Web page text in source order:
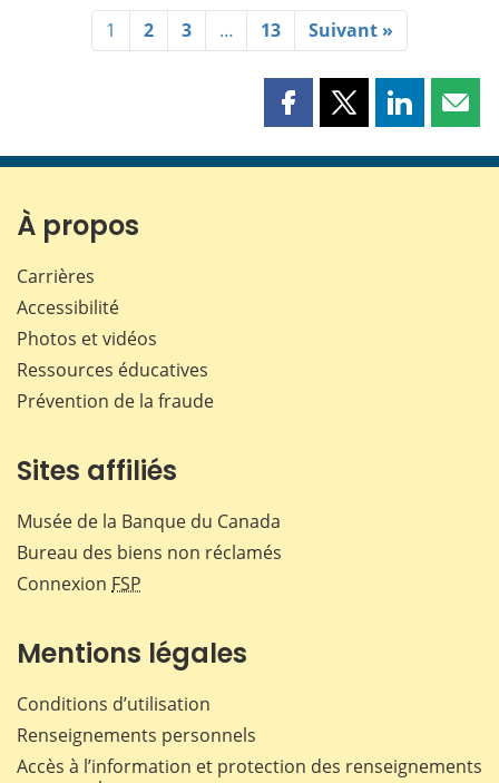
1 2 3 … 13 Suivant »
Partager
page
Partager
page
Partager
page page
À propos
Carrières
Accessibilité
Photos et vidéos
Ressources éducatives
Prévention de la fraude
Sites affiliés
Musée de la Banque du Canada
Bureau des biens non réclamés
Connexion FSP
Mentions légales
Conditions d’utilisation
Renseignements personnels
Accès à l’information et protection des renseignements